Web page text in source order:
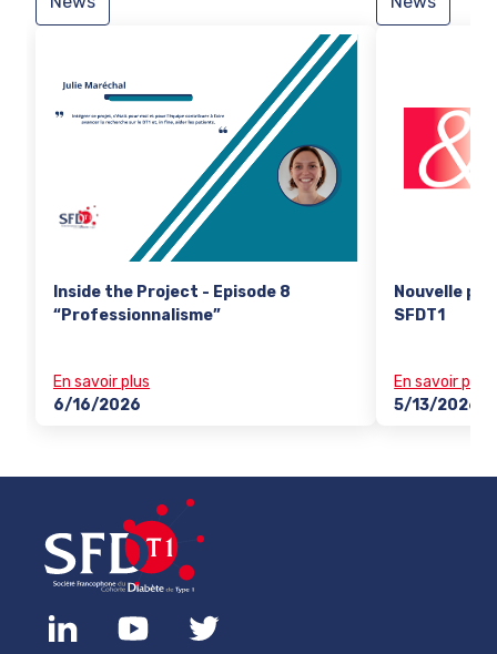
Inside the Project - Episode 8
“Professionnalisme”
En savoir plus
6/16/2026
Nouvelle
SFDT1
En savoir plus
5/13/2026